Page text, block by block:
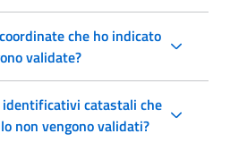
che ho indicato
validate?
identificativi catastali che
non vengono validati?